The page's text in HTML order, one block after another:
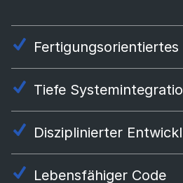
Fertigungsorientiertes
Tiefe
Disziplinierter
Lebensfähiger Code